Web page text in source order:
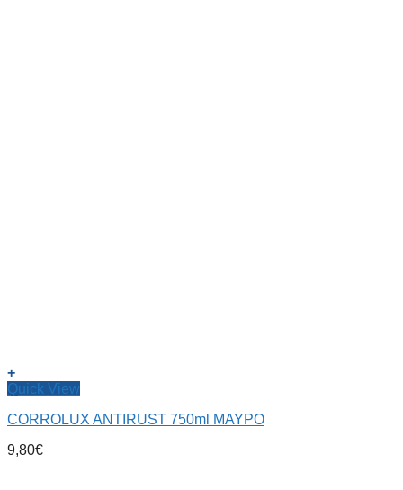
+
Quick View
CORROLUX ANTIRUST 750ml ΜΑΥΡΟ
9,80€